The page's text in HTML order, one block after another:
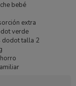
bebé
extra
verde
dodot talla 2